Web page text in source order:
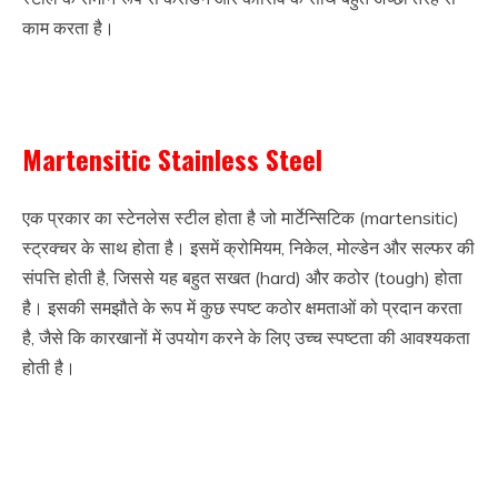
काम करता है।
Martensitic Stainless Steel
एक प्रकार का स्टेनलेस स्टील होता है जो मार्टेन्सिटिक (martensitic)
स्ट्रक्चर के साथ होता है। इसमें क्रोमियम, निकेल, मोल्डेन और सल्फर की
संपत्ति होती है, जिससे यह बहुत सखत (hard) और कठोर (tough) होता
है। इसकी समझौते के रूप में कुछ स्पष्ट कठोर क्षमताओं को प्रदान करता
है, जैसे कि कारखानों में उपयोग करने के लिए उच्च स्पष्टता की आवश्यकता
होती है।